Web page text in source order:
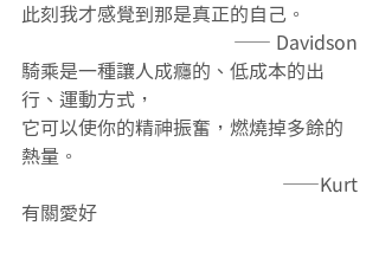
此刻我才感覺到那是真正的自己。
—— Davidson
騎乘是一種讓人成癮的、低成本的出
行、運動方式，
它可以使你的精神振奮，燃燒掉多餘的
熱量。
——Kurt
有關愛好